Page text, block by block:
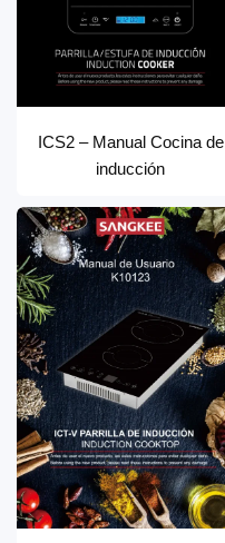
ICS2 – Manual Cocina de
inducción